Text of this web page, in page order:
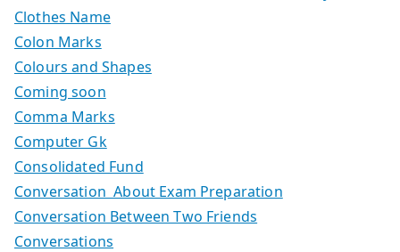
Clothes Name
Colon Marks
Colours and Shapes
Coming soon
Comma Marks
Computer Gk
Consolidated Fund
Conversation About Exam Preparation
Conversation Between Two Friends
Conversations